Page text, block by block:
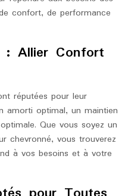
confort, de performance
: Allier Confort
réputées pour leur
amorti optimal, un maintien
Que vous soyez un
chevronné, vous trouverez
à vos besoins et à votre